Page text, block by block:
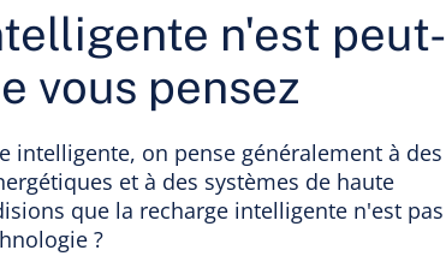
n'est peut-
vous pensez
intelligente, on pense généralement à des
et à des systèmes de haute
que la recharge intelligente n'est pas
?